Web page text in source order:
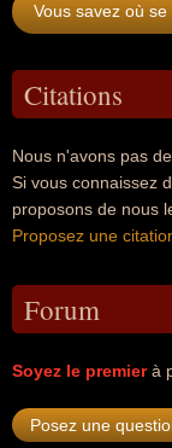
Vous savez où
Citations
Nous n'avons pas
Si vous connaissez
proposons de nous
Proposez une
Forum
Soyez le premierà